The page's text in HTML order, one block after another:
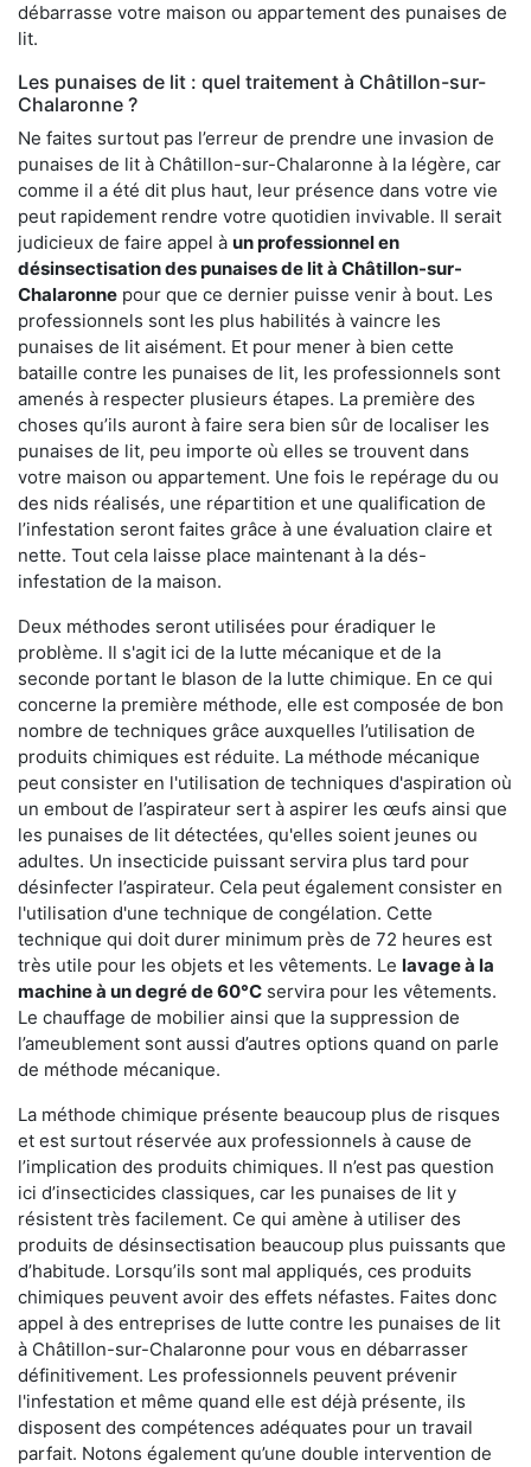
débarrasse votre maison ou appartement des punaises de
lit.
Les punaises de lit : quel traitement à Châtillon-sur-
Chalaronne ?
Ne faites surtout pas l’erreur de prendre une invasion de
punaises de lit à Châtillon-sur-Chalaronne à la légère, car
comme il a été dit plus haut, leur présence dans votre vie
peut rapidement rendre votre quotidien invivable. Il serait
judicieux de faire appel à un professionnel en
désinsectisation des punaises de lit à Châtillon-sur-
Chalaronne pour que ce dernier puisse venir à bout. Les
professionnels sont les plus habilités à vaincre les
punaises de lit aisément. Et pour mener à bien cette
bataille contre les punaises de lit, les professionnels sont
amenés à respecter plusieurs étapes. La première des
choses qu’ils auront à faire sera bien sûr de localiser les
punaises de lit, peu importe où elles se trouvent dans
votre maison ou appartement. Une fois le repérage du ou
des nids réalisés, une répartition et une qualification de
l’infestation seront faites grâce à une évaluation claire et
nette. Tout cela laisse place maintenant à la dés-
infestation de la maison.
Deux méthodes seront utilisées pour éradiquer le
problème. Il s'agit ici de la lutte mécanique et de la
seconde portant le blason de la lutte chimique. En ce qui
concerne la première méthode, elle est composée de bon
nombre de techniques grâce auxquelles l’utilisation de
produits chimiques est réduite. La méthode mécanique
peut consister en l'utilisation de techniques d'aspiration où
un embout de l’aspirateur sert à aspirer les œufs ainsi que
les punaises de lit détectées, qu'elles soient jeunes ou
adultes. Un insecticide puissant servira plus tard pour
désinfecter l’aspirateur. Cela peut également consister en
l'utilisation d'une technique de congélation. Cette
technique qui doit durer minimum près de 72 heures est
très utile pour les objets et les vêtements. Le lavage à la
machine à un degré de 60°C servira pour les vêtements.
Le chauffage de mobilier ainsi que la suppression de
l’ameublement sont aussi d’autres options quand on parle
de méthode mécanique.
La méthode chimique présente beaucoup plus de risques
et est surtout réservée aux professionnels à cause de
l’implication des produits chimiques. Il n’est pas question
ici d’insecticides classiques, car les punaises de lit y
résistent très facilement. Ce qui amène à utiliser des
produits de désinsectisation beaucoup plus puissants que
d’habitude. Lorsqu’ils sont mal appliqués, ces produits
chimiques peuvent avoir des effets néfastes. Faites donc
appel à des entreprises de lutte contre les punaises de lit
à Châtillon-sur-Chalaronne pour vous en débarrasser
définitivement. Les professionnels peuvent prévenir
l'infestation et même quand elle est déjà présente, ils
disposent des compétences adéquates pour un travail
parfait. Notons également qu’une double intervention de